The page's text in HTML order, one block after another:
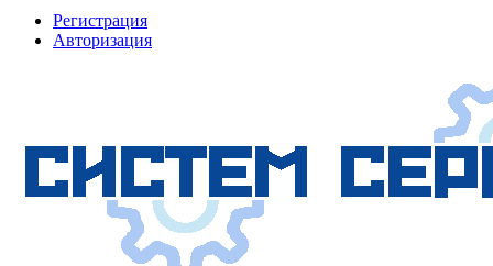
Регистрация
Авторизация